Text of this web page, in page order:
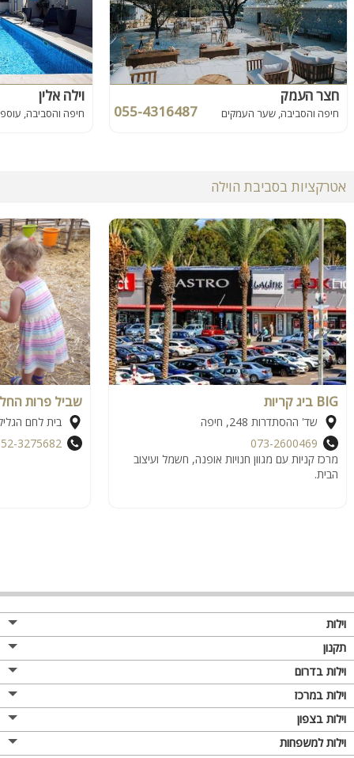
חצר העמק
חיפה והסביבה, שער העמקים 055-4316487
וילה אלין
חיפה והסביבה,
אטרקציות בסביבת הוילה
BIG ביג קריות
שד' ההסתדרות 248, חיפה
073-2600469
מרכז קניות עם מגוון חנויות אופנה, חשמל ועיצוב
הבית.
שביל פרות
בית לחם
3275682
וילות
תקנון
וילות בדרום
וילות במרכז
וילות בצפון
וילות למשפחות